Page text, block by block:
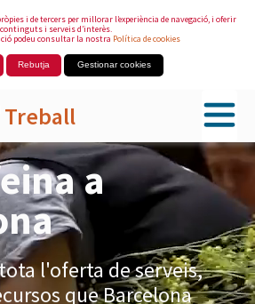
i de tercers per millorar l’experiència de navegació, i oferir
continguts i serveis d’interès.
podeu consultar la nostra Política de cookies
Rebutja Gestionar cookies
Treball
a
l'oferta de serveis,
que Barcelona